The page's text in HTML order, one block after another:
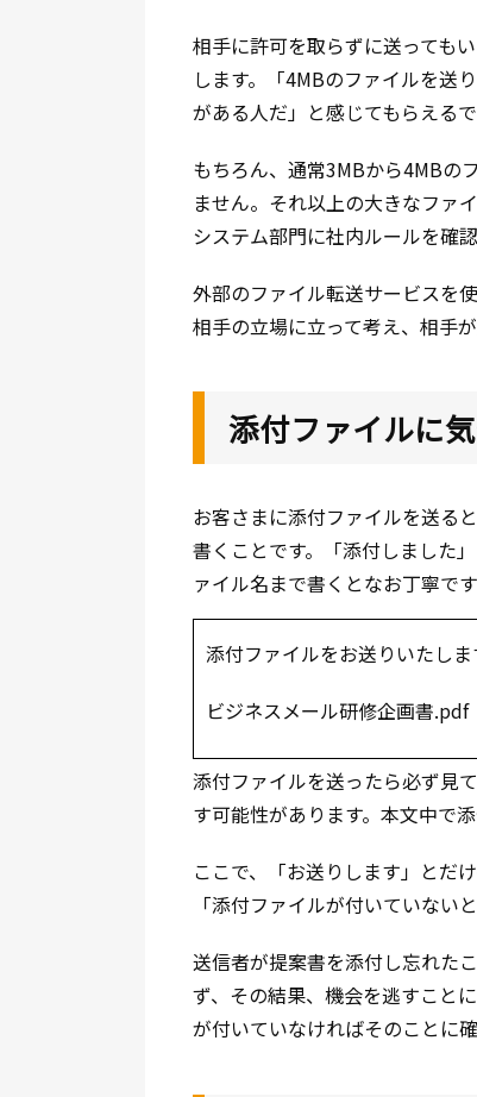
相手に許可を取らずに送っても
します。「4MBのファイルを送
がある人だ」と感じてもらえるで
もちろん、通常3MBから4MBの
ません。それ以上の大きなファ
システム部門に社内ルールを確
外部のファイル転送サービスを
相手の立場に立って考え、相手
添付ファイルに
お客さまに添付ファイルを送る
書くことです。「添付しました
ァイル名まで書くとなお丁寧です
添付ファイルをお送りいたしま
ビジネスメール研修企画書.pdf
添付ファイルを送ったら必ず見
す可能性があります。本文中で
ここで、「お送りします」とだ
「添付ファイルが付いていない
送信者が提案書を添付し忘れた
ず、その結果、機会を逃すこと
が付いていなければそのことに